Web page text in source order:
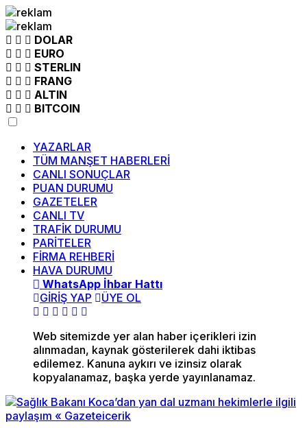
DOLAR
EURO
STERLIN
FRANG
ALTIN
BITCOIN
YAZARLAR
TÜM MANŞET HABERLERİ
CANLI SONUÇLAR
PUAN DURUMU
GAZETELER
CANLI TV
TRAFİK DURUMU
PARİTELER
FİRMA REHBERİ
HAVA DURUMU
WhatsApp İhbar Hattı
GİRİŞ YAP
ÜYE OL
Web sitemizde yer alan haber içerikleri izin
alınmadan, kaynak gösterilerek dahi iktibas
edilemez. Kanuna aykırı ve izinsiz olarak
kopyalanamaz, başka yerde yayınlanamaz.